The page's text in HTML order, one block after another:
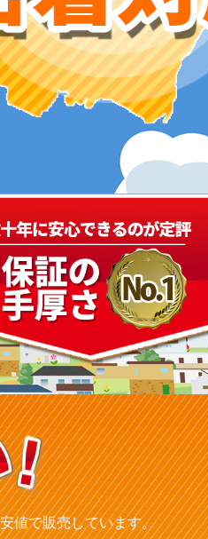
値で販売しています。